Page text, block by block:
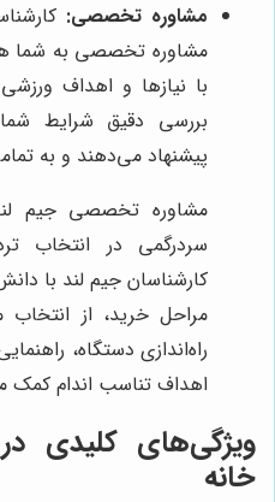
مشاوره تخصصی:
مشاوره تخصصی به شما
با نیازها و اهداف
بررسی دقیق شرایط
پیشنهاد می‌دهند و به
مشاوره تخصصی جیم
سردرگمی در انتخاب
کارشناسان جیم لند با
مراحل خرید، از
راه‌اندازی دستگاه،
اهداف تناسب اندام کمک
ویژگی‌های کلیدی
خانه